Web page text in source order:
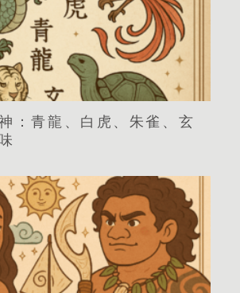
：青龍、白虎、朱雀、玄